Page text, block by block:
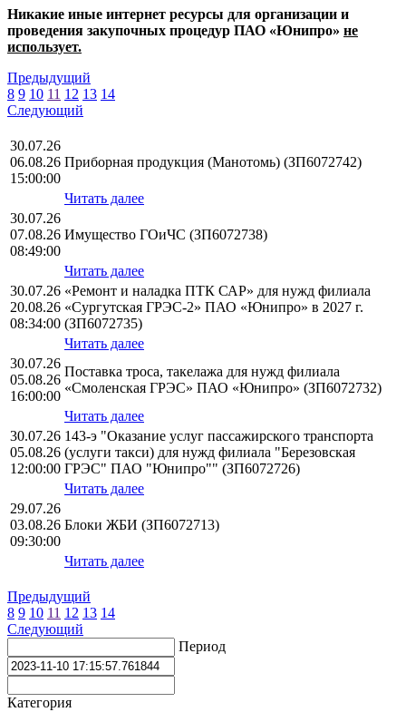
Никакие иные интернет ресурсы для организации и
проведения закупочных процедур ПАО «Юнипро» не
использует.
Предыдущий
8 9 10 11 12 13 14
Следующий
30.07.26
06.08.26
15:00:00
Приборная продукция (Манотомь) (ЗП6072742)
Читать далее
30.07.26
07.08.26
08:49:00
Имущество ГОиЧС (ЗП6072738)
Читать далее
30.07.26
20.08.26
08:34:00
«Ремонт и наладка ПТК САР» для нужд филиала
«Сургутская ГРЭС-2» ПАО «Юнипро» в 2027 г.
(ЗП6072735)
Читать далее
30.07.26
05.08.26
16:00:00
Поставка троса, такелажа для нужд филиала
«Смоленская ГРЭС» ПАО «Юнипро» (ЗП6072732)
Читать далее
30.07.26
05.08.26
12:00:00
143-э "Оказание услуг пассажирского транспорта
(услуги такси) для нужд филиала "Березовская
ГРЭС" ПАО "Юнипро"" (ЗП6072726)
Читать далее
29.07.26
03.08.26
09:30:00
Блоки ЖБИ (ЗП6072713)
Читать далее
Предыдущий
8 9 10 11 12 13 14
Следующий
Период
Категория